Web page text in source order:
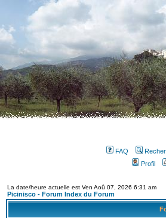
FAQ
Profil
La date/heure actuelle est Ven Aoû 07, 2026 6:31 am
Picinisco - Forum Index du Forum